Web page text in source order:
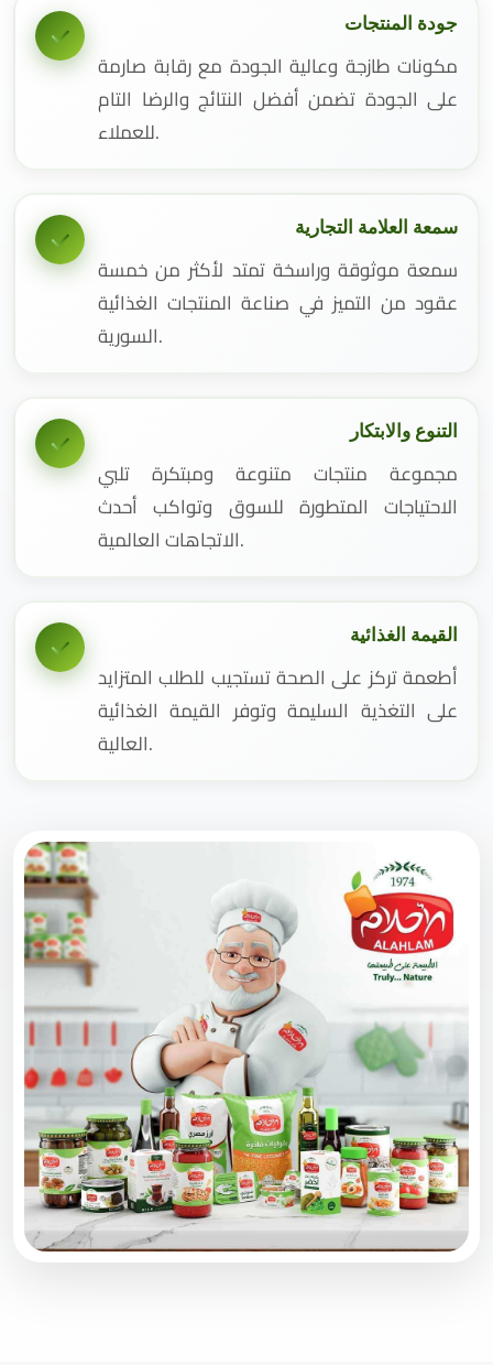
جودة المنتجات
مكونات طازجة وعالية الجودة مع رقابة صارمة
على الجودة تضمن أفضل النتائج والرضا التام
للعملاء.
سمعة العلامة التجارية
سمعة موثوقة وراسخة تمتد لأكثر من خمسة
عقود من التميز في صناعة المنتجات الغذائية
السورية.
التنوع والابتكار
مجموعة منتجات متنوعة ومبتكرة تلبي
الاحتياجات المتطورة للسوق وتواكب أحدث
الاتجاهات العالمية.
القيمة الغذائية
أطعمة تركز على الصحة تستجيب للطلب المتزايد
على التغذية السليمة وتوفر القيمة الغذائية
العالية.